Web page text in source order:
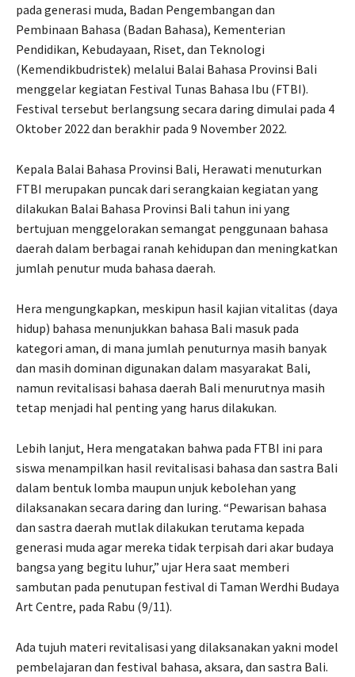
pada generasi muda, Badan Pengembangan dan
Pembinaan Bahasa (Badan Bahasa), Kementerian
Pendidikan, Kebudayaan, Riset, dan Teknologi
(Kemendikbudristek) melalui Balai Bahasa Provinsi Bali
menggelar kegiatan Festival Tunas Bahasa Ibu (FTBI).
Festival tersebut berlangsung secara daring dimulai pada 4
Oktober 2022 dan berakhir pada 9 November 2022.
Kepala Balai Bahasa Provinsi Bali, Herawati menuturkan
FTBI merupakan puncak dari serangkaian kegiatan yang
dilakukan Balai Bahasa Provinsi Bali tahun ini yang
bertujuan menggelorakan semangat penggunaan bahasa
daerah dalam berbagai ranah kehidupan dan meningkatkan
jumlah penutur muda bahasa daerah.
Hera mengungkapkan, meskipun hasil kajian vitalitas (daya
hidup) bahasa menunjukkan bahasa Bali masuk pada
kategori aman, di mana jumlah penuturnya masih banyak
dan masih dominan digunakan dalam masyarakat Bali,
namun revitalisasi bahasa daerah Bali menurutnya masih
tetap menjadi hal penting yang harus dilakukan.
Lebih lanjut, Hera mengatakan bahwa pada FTBI ini para
siswa menampilkan hasil revitalisasi bahasa dan sastra Bali
dalam bentuk lomba maupun unjuk kebolehan yang
dilaksanakan secara daring dan luring. “Pewarisan bahasa
dan sastra daerah mutlak dilakukan terutama kepada
generasi muda agar mereka tidak terpisah dari akar budaya
bangsa yang begitu luhur,” ujar Hera saat memberi
sambutan pada penutupan festival di Taman Werdhi Budaya
Art Centre, pada Rabu (9/11).
Ada tujuh materi revitalisasi yang dilaksanakan yakni model
pembelajaran dan festival bahasa, aksara, dan sastra Bali.